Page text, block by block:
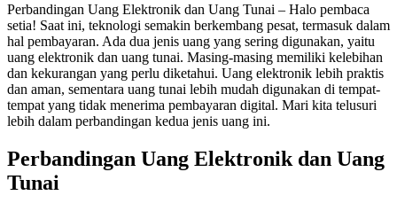
Perbandingan Uang Elektronik dan Uang Tunai – Halo pembaca
setia! Saat ini, teknologi semakin berkembang pesat, termasuk dalam
hal pembayaran. Ada dua jenis uang yang sering digunakan, yaitu
uang elektronik dan uang tunai. Masing-masing memiliki kelebihan
dan kekurangan yang perlu diketahui. Uang elektronik lebih praktis
dan aman, sementara uang tunai lebih mudah digunakan di tempat-
tempat yang tidak menerima pembayaran digital. Mari kita telusuri
lebih dalam perbandingan kedua jenis uang ini.
Perbandingan Uang Elektronik dan Uang
Tunai